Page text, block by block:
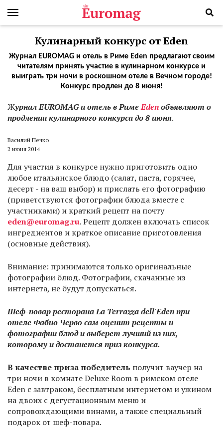
Кулинарный конкурс от Eden
Журнал EUROMAG и отель в Риме Eden предлагают своим
читателям принять участие в кулинарном конкурсе и
выиграть три ночи в роскошном отеле в Вечном городе!
Конкурс продлен до 8 июня!
Журнал EUROMAG и отель в РимеEdenобъявляют о
продлении кулинарного конкурса до 8 июня.
Василий Печко
2 июня 2014
Для участия в конкурсе нужно приготовить одно
любое итальянское блюдо (салат, паста, горячее,
десерт - на ваш выбор) и прислать его фотографию
(приветствуются фотографии блюда вместе с
участниками) и краткий рецепт на почту
eden@euromag.ru. Рецепт должен включать список
ингредиентов и краткое описание приготовления
(основные действия).
Внимание: принимаются только оригинальные
фотографии блюд. Фотографии, скачанные из
интернета, не будут допускаться.
Шеф-повар ресторана La Terrazza dell'Eden при
отеле Фабио Черво сам оценит рецепты и
фотографии блюд и выберет лучший из них,
которому и достанется приз конкурса.
В качестве приза победитель получит ваучер на
три ночи в комнате Deluxe Room в римском отеле
Eden с завтраком, бесплатным интернетом и ужином
на двоих с дегустационным меню и
сопровождающими винами, а также специальный
подарок от шеф-повара.